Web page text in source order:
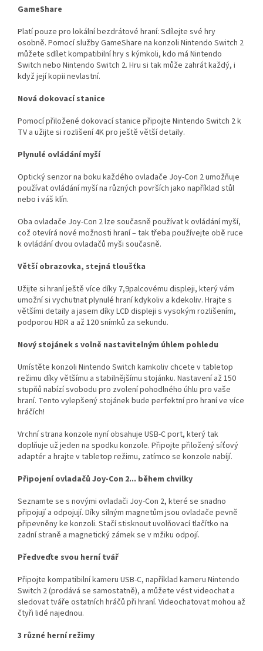
GameShare
Platí pouze pro lokální bezdrátové hraní: Sdílejte své hry
osobně. Pomocí služby GameShare na konzoli Nintendo Switch 2
můžete sdílet kompatibilní hry s kýmkoli, kdo má Nintendo
Switch nebo Nintendo Switch 2. Hru si tak může zahrát každý, i
když její kopii nevlastní.
Nová dokovací stanice
Pomocí přiložené dokovací stanice připojte Nintendo Switch 2 k
TV a užijte si rozlišení 4K pro ještě větší detaily.
Plynulé ovládání myší
Optický senzor na boku každého ovladače Joy-Con 2 umožňuje
používat ovládání myší na různých površích jako například stůl
nebo i váš klín.
Oba ovladače Joy-Con 2 lze současně používat k ovládání myší,
což otevírá nové možnosti hraní – tak třeba používejte obě ruce
k ovládání dvou ovladačů myši současně.
Větší obrazovka, stejná tloušťka
Užijte si hraní ještě více díky 7,9palcovému displeji, který vám
umožní si vychutnat plynulé hraní kdykoliv a kdekoliv. Hrajte s
většími detaily a jasem díky LCD displeji s vysokým rozlišením,
podporou HDR a až 120 snímků za sekundu.
Nový stojánek s volně nastavitelným úhlem pohledu
Umístěte konzoli Nintendo Switch kamkoliv chcete v tabletop
režimu díky většímu a stabilnějšímu stojánku. Nastavení až 150
stupňů nabízí svobodu pro zvolení pohodlného úhlu pro vaše
hraní. Tento vylepšený stojánek bude perfektní pro hraní ve více
hráčích!
Vrchní strana konzole nyní obsahuje USB-C port, který tak
doplňuje už jeden na spodku konzole. Připojte přiložený síťový
adaptér a hrajte v tabletop režimu, zatímco se konzole nabíjí.
Připojení ovladačů Joy-Con 2... během chvilky
Seznamte se s novými ovladači Joy-Con 2, které se snadno
připojují a odpojují. Díky silným magnetům jsou ovladače pevně
připevněny ke konzoli. Stačí stisknout uvolňovací tlačítko na
zadní straně a magnetický zámek se v mžiku odpojí.
Předveďte svou herní tvář
Připojte kompatibilní kameru USB-C, například kameru Nintendo
Switch 2 (prodává se samostatně), a můžete vést videochat a
sledovat tváře ostatních hráčů při hraní. Videochatovat mohou až
čtyři lidé najednou.
3 různé herní režimy